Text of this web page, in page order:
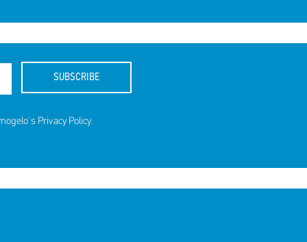
SUBSCRIBE
Privacy Policy.